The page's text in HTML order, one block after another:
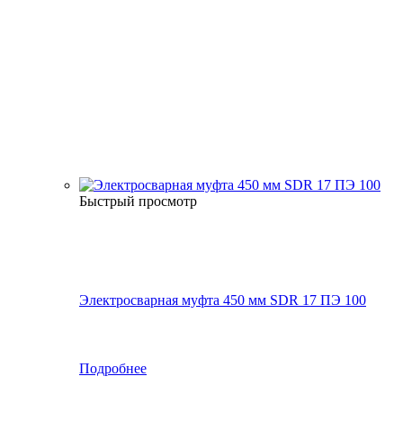
Быстрый просмотр
Электросварная муфта 450 мм SDR 17 ПЭ 100
Подробнее